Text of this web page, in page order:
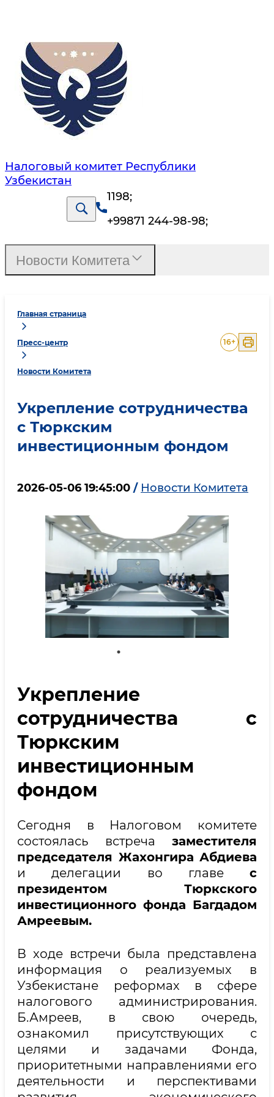
Налоговый комитет Республики
Узбекистан
1198;
+99871 244-98-98;
Главная страница
Пресс-центр
Новости Комитета
16+
Укрепление сотрудничества
с Тюркским
инвестиционным фондом
2026-05-06 19:45:00 / Новости Комитета
Укрепление
сотрудничества с
Тюркским
инвестиционным
фондом
Сегодня в Налоговом комитете
состоялась встреча заместителя
председателя Жахонгира Абдиева
и делегации во главе с
президентом Тюркского
инвестиционного фонда Багдадом
Амреевым.
В ходе встречи была представлена
информация о реализуемых в
Узбекистане реформах в сфере
налогового администрирования.
Б.Амреев, в свою очередь,
ознакомил присутствующих с
целями и задачами Фонда,
приоритетными направлениями его
деятельности и перспективами
Новости Комитета